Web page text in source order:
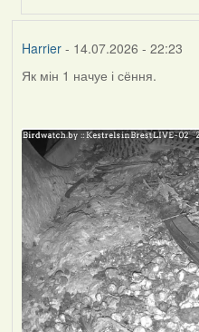
by
Harrier- 14.07.2026 - 22:23
Як мін 1 начуе і сёння.